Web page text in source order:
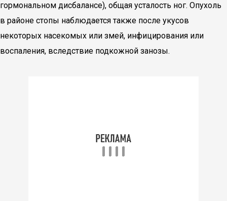
гормональном дисбалансе), общая усталость ног. Опухоль
в районе стопы наблюдается также после укусов
некоторых насекомых или змей, инфицирования или
воспаления, вследствие подкожной занозы.